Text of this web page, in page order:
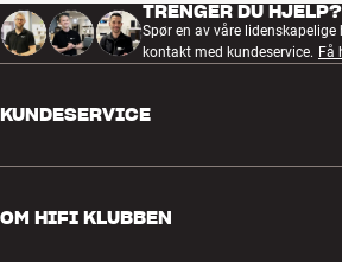
TRENGER DU HJELP?
Spør en av våre lidenskapelige
kontakt med kundeservice. Få
KUNDESERVICE
OM HIFI KLUBBEN